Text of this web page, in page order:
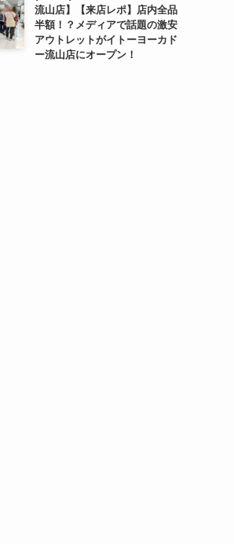
流山店】【来店レポ】店内全品
半額！？メディアで話題の激安
アウトレットがイトーヨーカド
ー流山店にオープン！